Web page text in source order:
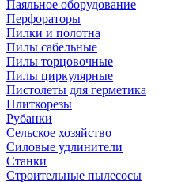
Паяльное оборудование
Перфораторы
Пилки и полотна
Пилы сабельные
Пилы торцовочные
Пилы циркулярные
Пистолеты для герметика
Плиткорезы
Рубанки
Сельское хозяйство
Силовые удлинители
Станки
Строительные пылесосы